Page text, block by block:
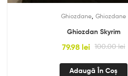
Ghiozdane Ghiozdane
Ghiozdan Skyrim
100.00lei
79.98 lei
Adaugă În Coș